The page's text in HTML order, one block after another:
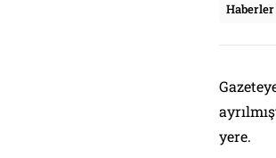
Haberler
yere.